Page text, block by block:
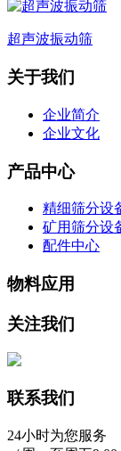
超声波振动筛
关于我们
企业简介
企业文化
产品中心
精细筛分设
矿用筛分设
配件中心
物料应用
关注我们
联系我们
24小时为您服务